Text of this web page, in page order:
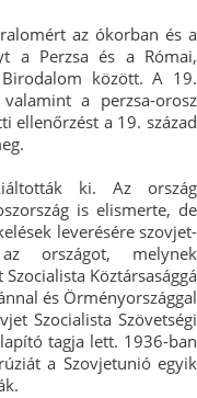
az ókorban és a
a Perzsa és a Római,
között. A 19.
a perzsa-orosz
ellenőrzést a 19. század
ki. Az ország
is elismerte, de
leverésére szovjet-
országot, melynek
Köztársasággá
és Örményországgal
Szocialista Szövetségi
tagja lett. 1936-ban
a Szovjetunió egyik